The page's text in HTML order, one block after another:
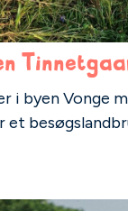
i byen Vonge
et